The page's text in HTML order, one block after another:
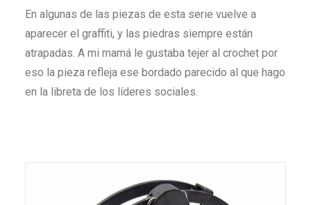
En algunas de las piezas de esta serie vuelve a
aparecer el graffiti, y las piedras siempre están
atrapadas. A mi mamá le gustaba tejer al crochet por
eso la pieza refleja ese bordado parecido al que hago
en la libreta de los líderes sociales.